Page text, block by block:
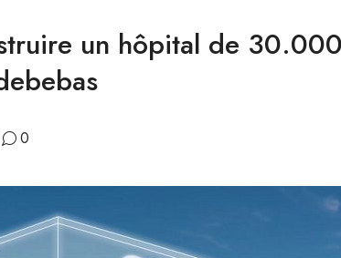
un hôpital de
0